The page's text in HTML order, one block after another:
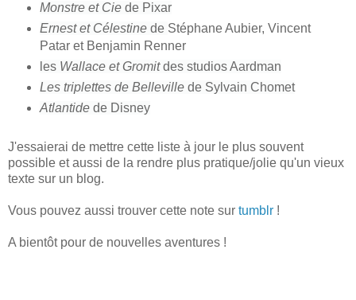
Monstre et Ciede Pixar
Ernest et Célestinede Stéphane Aubier, Vincent
Patar et Benjamin Renner
lesWallace et Gromitdes studios Aardman
Les triplettes de Bellevillede Sylvain Chomet
Atlantidede Disney
J'essaierai de mettre cette liste à jour le plus souvent
possible et aussi de la rendre plus pratique/jolie qu'un vieux
texte sur un blog.
Vous pouvez aussi trouver cette note sur tumblr !
A bientôt pour de nouvelles aventures !